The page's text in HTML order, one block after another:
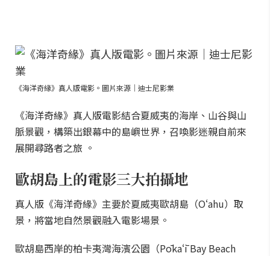
《海洋奇緣》真人版電影。圖片來源｜迪士尼影業
《海洋奇緣》真人版電影結合夏威夷的海岸、山谷與山
脈景觀，構築出銀幕中的島嶼世界，召喚影迷親自前來
展開尋路者之旅 。
歐胡島上的電影三大拍攝地
真人版《海洋奇緣》主要於夏威夷歐胡島（Oʻahu）取
景，將當地自然景觀融入電影場景。
歐胡島西岸的柏卡夷灣海濱公園（Pōkaʻī Bay Beach